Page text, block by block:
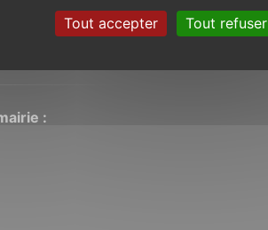
le « Chêne à
siècles les
:
Tout accepter Tout refuser